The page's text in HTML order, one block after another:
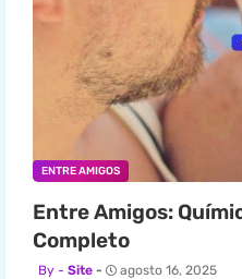
ENTRE AMIGOS
Entre Amigos:
Completo
Site agosto 16, 2025